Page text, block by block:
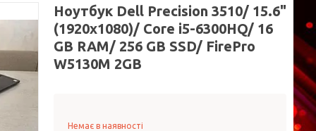
Ноутбук Dell Precision 3510/ 15.6"
(1920x1080)/ Core i5-6300HQ/ 16
GB RAM/ 256 GB SSD/ FirePro
W5130M 2GB
Немає в наявності